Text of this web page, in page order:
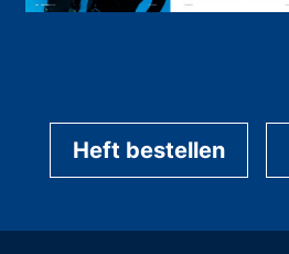
Heft bestellen